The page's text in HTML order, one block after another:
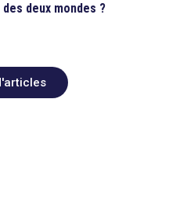
deux mondes ?